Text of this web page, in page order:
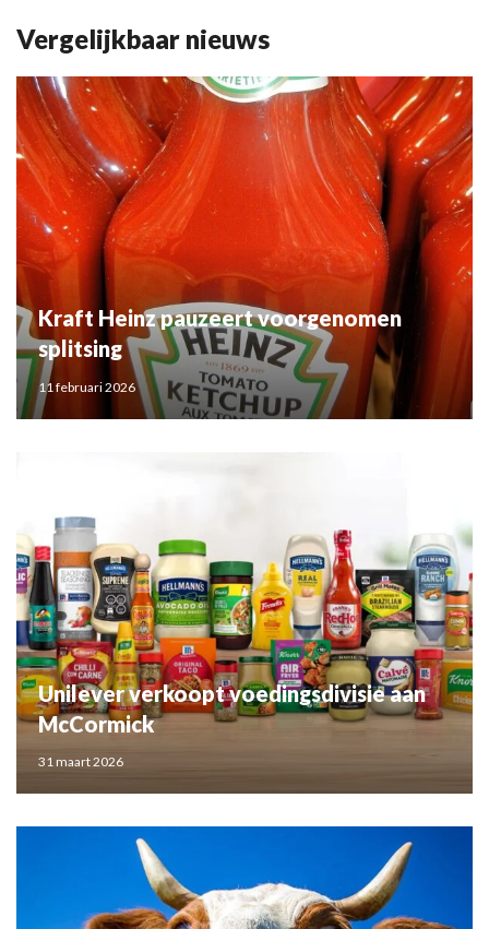
Vergelijkbaar nieuws
Kraft Heinz pauzeert voorgenomen
splitsing
11 februari 2026
Unilever verkoopt voedingsdivisie aan
McCormick
31 maart 2026